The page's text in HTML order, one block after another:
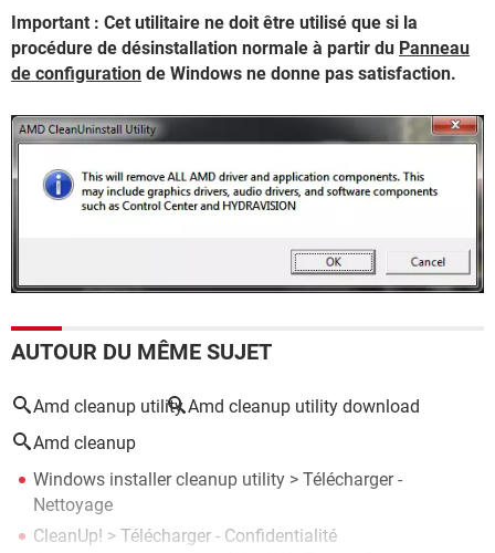
Important : Cet utilitaire ne doit être utilisé que si la
procédure de désinstallation normale à partir du Panneau
de configuration de Windows ne donne pas satisfaction.
AUTOUR DU MÊME SUJET
Amd cleanup utility Amd cleanup utility download
Amd cleanup
Windows installer cleanup utility > Télécharger -
Nettoyage
CleanUp! > Télécharger - Confidentialité